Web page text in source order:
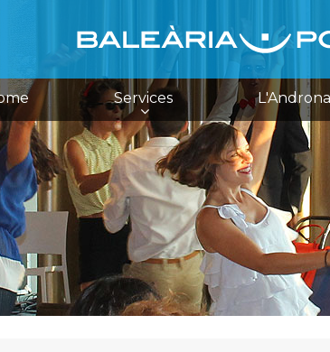
Services L'Androna